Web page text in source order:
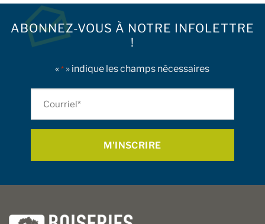
ABONNEZ-VOUS À NOTRE INFOLETTRE
!
«* » indique les champs nécessaires